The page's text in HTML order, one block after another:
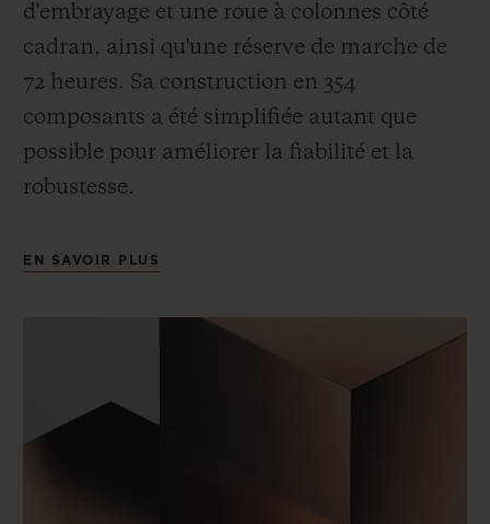
d'embrayage et une roue à colonnes côté
cadran, ainsi qu'une réserve de marche de
72 heures. Sa construction en 354
composants a été simplifiée autant que
possible pour améliorer la fiabilité et la
robustesse.
EN SAVOIR PLUS